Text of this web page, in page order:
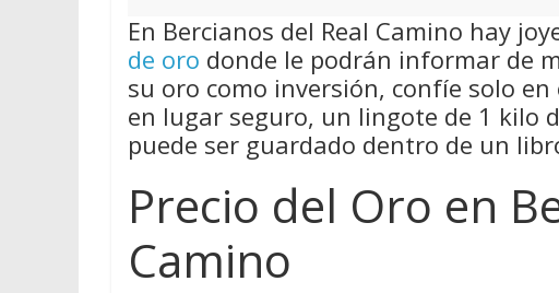
En Bercianos del Real Camino hay
de oro donde le podrán informar de
su oro como inversión, confíe solo
en lugar seguro, un lingote de 1 kilo
puede ser guardado dentro de un
Precio del Oro en
Camino